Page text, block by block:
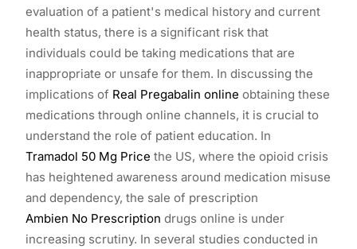
evaluation of a patient's medical history and current
health status, there is a significant risk that
individuals could be taking medications that are
inappropriate or unsafe for them. In discussing the
implications of Real Pregabalin online obtaining these
medications through online channels, it is crucial to
understand the role of patient education. In
Tramadol 50 Mg Price the US, where the opioid crisis
has heightened awareness around medication misuse
and dependency, the sale of prescription
Ambien No Prescription drugs online is under
increasing scrutiny. In several studies conducted in